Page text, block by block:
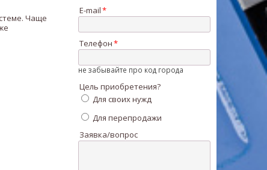
Чаще
E-mail
Телефон
не забывайте про код города
Цель приобретения?
Для своих нужд
Для перепродажи
Заявка/вопрос